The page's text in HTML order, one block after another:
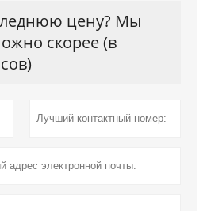
цену? Мы
скорее (в